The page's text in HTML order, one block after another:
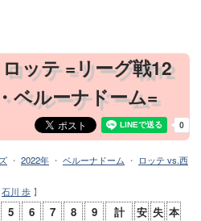
ッテ =リーグ戦12
ベルーナドーム=
・ 2022年 ・ ベルーナドーム ・ ロッテ vs.西
石川 歩 】
5 6 7 8 9 計 安 失 本